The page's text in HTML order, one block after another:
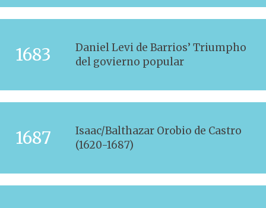
1683
Daniel Levi de Barrios’ Triumpho
del govierno popular
1687
Isaac/Balthazar Orobio de Castro
(1620-1687)